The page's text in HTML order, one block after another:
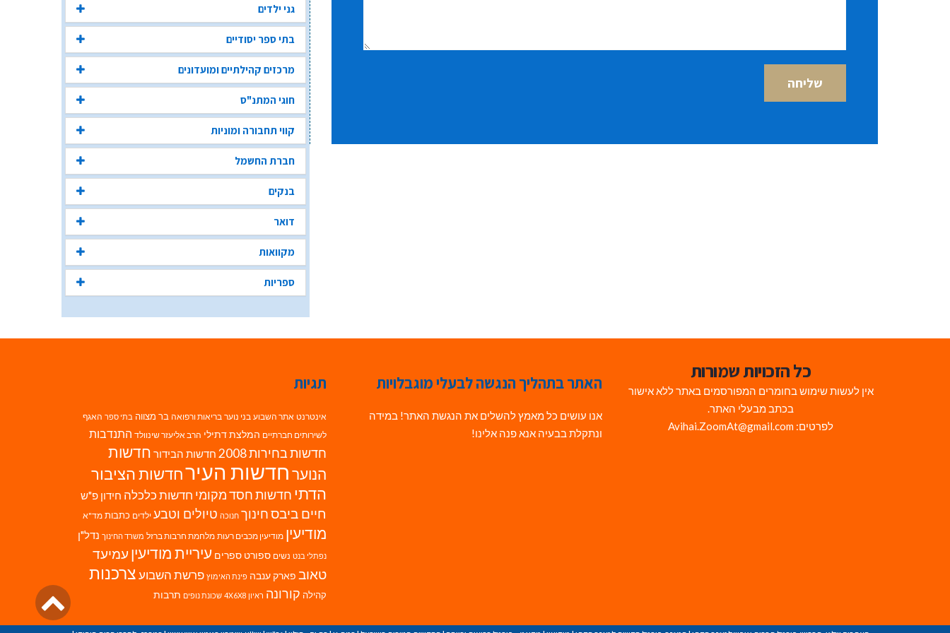
גני ילדים
בתי ספר יסודיים
מרכזים קהילתיים ומועדונים
חוגי המתנ"ס
קווי תחבורה ומוניות
חברת החשמל
בנקים
דואר
מקוואות
ספריות
כל הזכויות שמורות
אין לעשות שימוש בחומרים המפורסמים באתר ללא אישור
בכתב מבעלי האתר.
לפרטים: Avihai.ZoomAt@gmail.com
האתר בתהליך הנגשה לבעלי מוגבלויות
אנו עושים כל מאמץ להשלים את הנגשת האתר! במידה
ונתקלת בבעיה אנא פנה אלינו!
תגיות
אינטרנט אתר השבוע בני נוער בריאות ורפואה בר מצווה בתי ספר האגף
לשירותים חברתיים המלצת דתילי הרב אליעזר שינוולד התנדבות
חדשות בחירות 2008 חדשות הבידור חדשות
הנוערחדשות העירחדשות הציבור
הדתי חדשות חסד מקומי חדשות כלכלה חידון פ"ש
חיים ביבסחינוך חנוכה טיולים וטבע ילדים כתבות מד"א
מודיעין מודיעין מכבים רעות מלחמת חרבות ברזל משרד החינוך נדל"ן
נפתלי בנט נשים ספורט ספרים עיריית מודיעין עמיעד
טאוב פארק ענבה פינת האימוץ פרשת השבועצרכנות
קהילה קורונה ראיון 4X6X8 שכונת נופים תרבות